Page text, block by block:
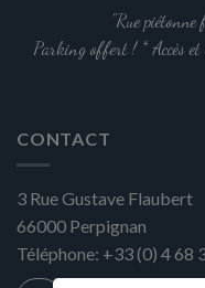
"Rue
Parking offert ! * Accès et
CONTACT
3 Rue Gustave Flaubert
66000 Perpignan
Téléphone: +33 (0) 4 68